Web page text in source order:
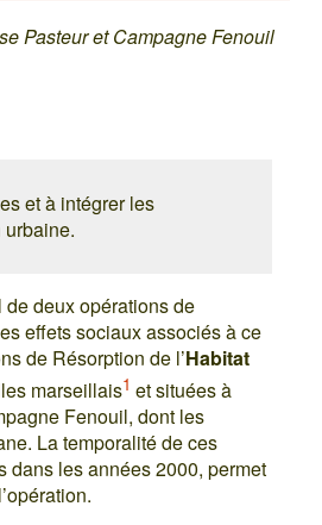
Pasteur et Campagne Fenouil
et à intégrer les
de deux opérations de
effets sociaux associés à ce
de Résorption de l’Habitat
marseillais1 et situées à
Fenouil, dont les
La temporalité de ces
dans les années 2000, permet